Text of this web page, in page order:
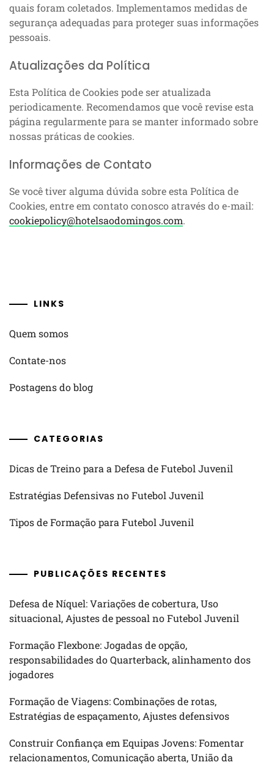
quais foram coletados. Implementamos medidas de
segurança adequadas para proteger suas informações
pessoais.
Atualizações da Política
Esta Política de Cookies pode ser atualizada
periodicamente. Recomendamos que você revise esta
página regularmente para se manter informado sobre
nossas práticas de cookies.
Informações de Contato
Se você tiver alguma dúvida sobre esta Política de
Cookies, entre em contato conosco através do e-mail:
cookiepolicy@hotelsaodomingos.com.
LINKS
Quem somos
Contate-nos
Postagens do blog
CATEGORIAS
Dicas de Treino para a Defesa de Futebol Juvenil
Estratégias Defensivas no Futebol Juvenil
Tipos de Formação para Futebol Juvenil
PUBLICAÇÕES RECENTES
Defesa de Níquel: Variações de cobertura, Uso
situacional, Ajustes de pessoal no Futebol Juvenil
Formação Flexbone: Jogadas de opção,
responsabilidades do Quarterback, alinhamento dos
jogadores
Formação de Viagens: Combinações de rotas,
Estratégias de espaçamento, Ajustes defensivos
Construir Confiança em Equipas Jovens: Fomentar
relacionamentos, Comunicação aberta, União da